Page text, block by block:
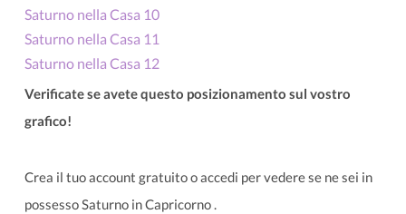
Saturno nella Casa 10
Saturno nella Casa 11
Saturno nella Casa 12
Verificate se avete questo posizionamento sul vostro
grafico!
Crea il tuo account gratuito o accedi per vedere se ne sei in
possesso Saturno in Capricorno .